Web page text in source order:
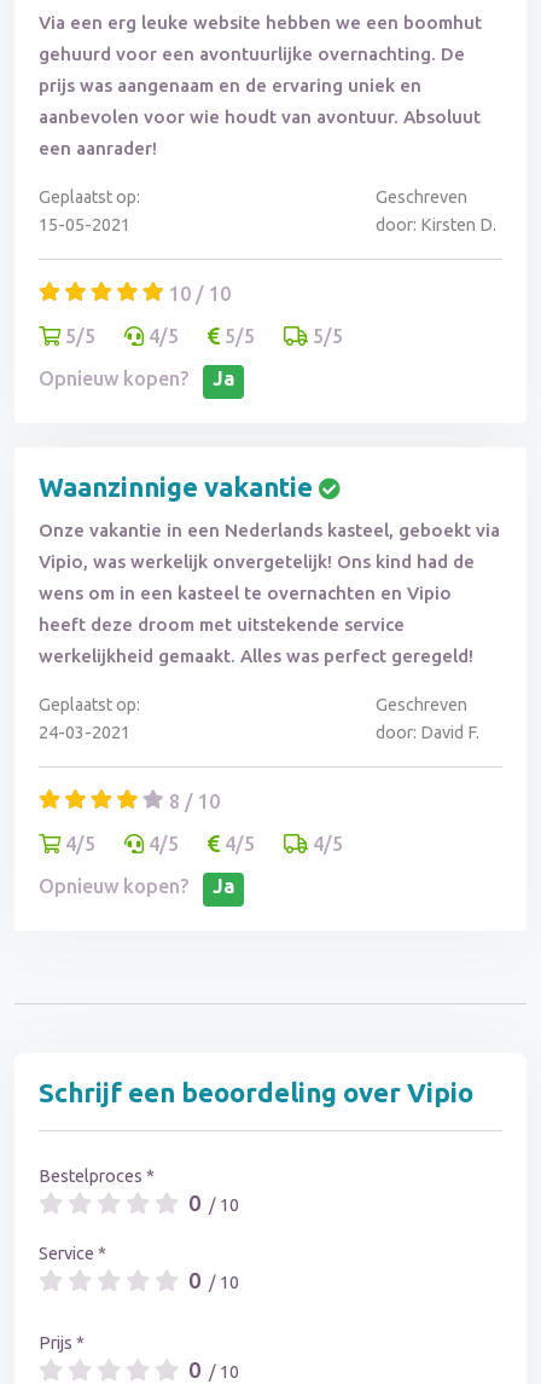
Via een erg leuke website hebben we een boomhut
gehuurd voor een avontuurlijke overnachting. De
prijs was aangenaam en de ervaring uniek en
aanbevolen voor wie houdt van avontuur. Absoluut
een aanrader!
Geplaatst op:
15-05-2021
Geschreven
door: Kirsten D.
10 / 10
5/5
4/5 5/5
5/5
Opnieuw kopen?
Ja
Waanzinnige vakantie
Onze vakantie in een Nederlands kasteel, geboekt via
Vipio, was werkelijk onvergetelijk! Ons kind had de
wens om in een kasteel te overnachten en Vipio
heeft deze droom met uitstekende service
werkelijkheid gemaakt. Alles was perfect geregeld!
Geplaatst op:
24-03-2021
Geschreven
door: David F.
8 / 10
4/5
4/5 4/5
4/5
Opnieuw kopen?
Ja
Schrijf een beoordeling over Vipio
Bestelproces *
0 / 10
Service *
0 / 10
Prijs *
0 / 10